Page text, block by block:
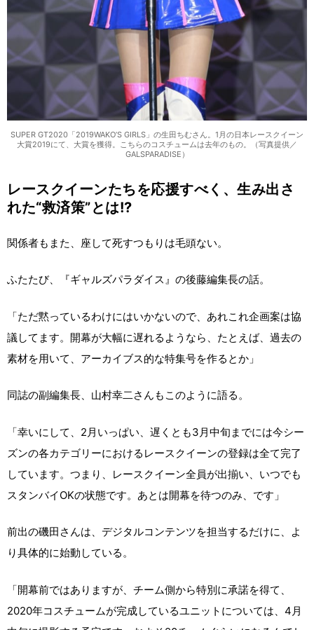
SUPER GT2020「2019WAKO’S GIRLS」の生田ちむさん。1月の日本レースクイーン
大賞2019にて、大賞を獲得。こちらのコスチュームは去年のもの。（写真提供／
GALSPARADISE）
レースクイーンたちを応援すべく、生み出さ
れた“救済策”とは!?
関係者もまた、座して死すつもりは毛頭ない。
ふたたび、『ギャルズパラダイス』の後藤編集長の話。
「ただ黙っているわけにはいかないので、あれこれ企画案は協
議してます。開幕が大幅に遅れるようなら、たとえば、過去の
素材を用いて、アーカイブス的な特集号を作るとか」
同誌の副編集長、山村幸二さんもこのように語る。
「幸いにして、2月いっぱい、遅くとも3月中旬までには今シー
ズンの各カテゴリーにおけるレースクイーンの登録は全て完了
しています。つまり、レースクイーン全員が出揃い、いつでも
スタンバイOKの状態です。あとは開幕を待つのみ、です」
前出の磯田さんは、デジタルコンテンツを担当するだけに、よ
り具体的に始動している。
「開幕前ではありますが、チーム側から特別に承諾を得て、
2020年コスチュームが完成しているユニットについては、4月